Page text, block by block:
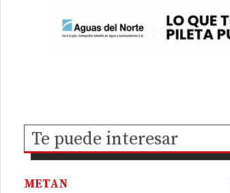
Te puede interesar
METAN